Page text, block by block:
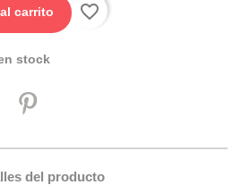
carrito favorite_border
stock
del producto